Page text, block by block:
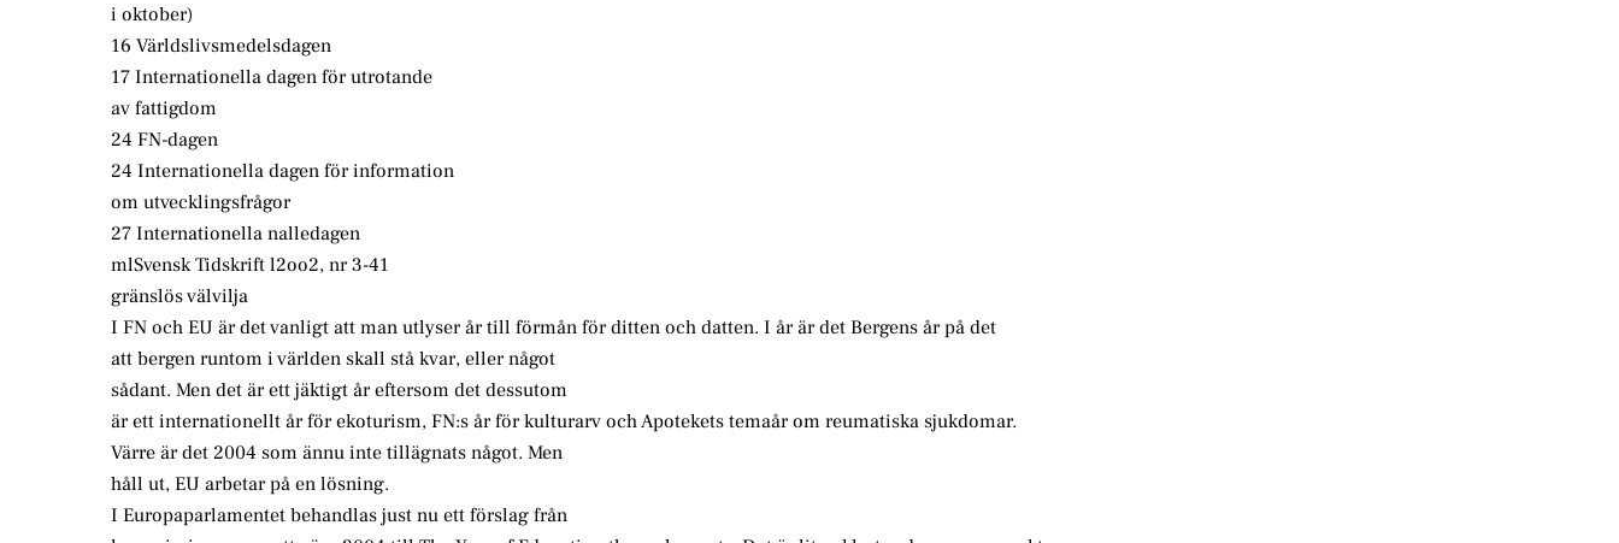
i oktober)
16 Världslivsmedelsdagen
17 Internationella dagen för utrotande
av fattigdom
24 FN-dagen
24 Internationella dagen för information
om utvecklingsfrågor
27 Internationella nalledagen
mlSvensk Tidskrift l2oo2, nr 3-41
gränslös välvilja
I FN och EU är det vanligt att man utlyser år till förmån för ditten och datten. I år är det Bergens år på det
att bergen runtom i världen skall stå kvar, eller något
sådant. Men det är ett jäktigt år eftersom det dessutom
är ett internationellt år för ekoturism, FN:s år för kulturarv och Apotekets temaår om reumatiska sjukdomar.
Värre är det 2004 som ännu inte tillägnats något. Men
håll ut, EU arbetar på en lösning.
I Europaparlamentet behandlas just nu ett förslag från